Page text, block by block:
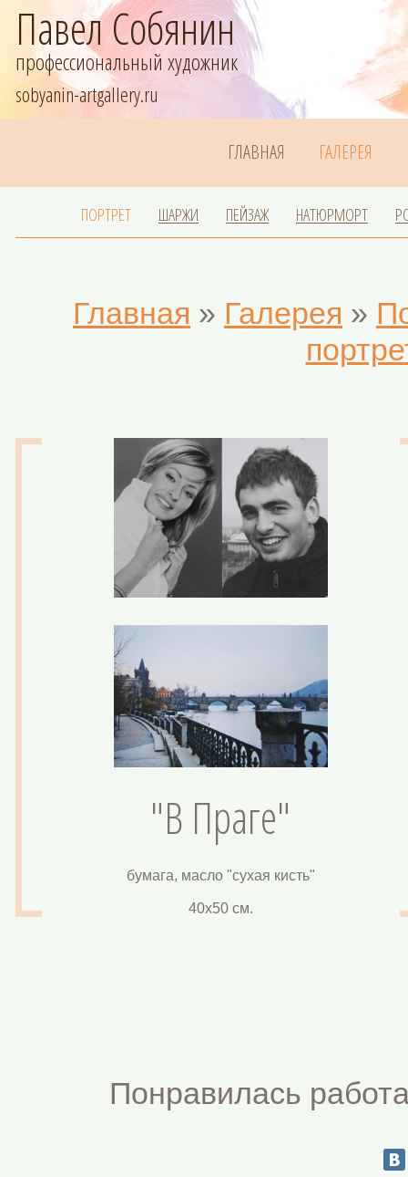
Павел Собянин
профессиональный художник
sobyanin-artgallery.ru
ГЛАВНАЯ ГАЛЕРЕЯ
ПОРТРЕТ ШАРЖИ ПЕЙЗАЖ НАТЮРМОРТ
Главная » Галерея »
"В Праге"
бумага, масло "сухая кисть"
40х50 см.
Понравилась